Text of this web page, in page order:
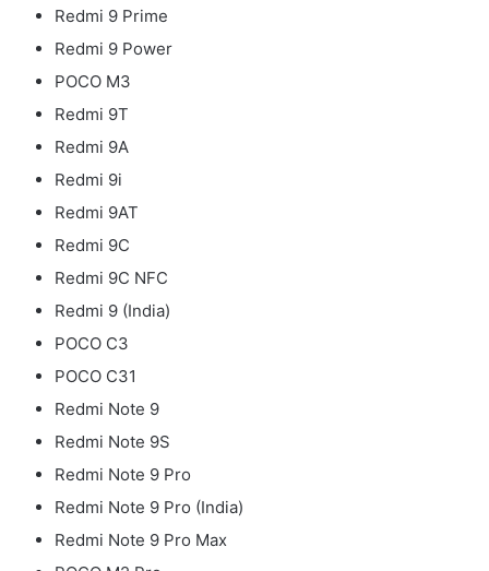
Redmi 9 Prime
Redmi 9 Power
POCO M3
Redmi 9T
Redmi 9A
Redmi 9i
Redmi 9AT
Redmi 9C
Redmi 9C NFC
Redmi 9 (India)
POCO C3
POCO C31
Redmi Note 9
Redmi Note 9S
Redmi Note 9 Pro
Redmi Note 9 Pro (India)
Redmi Note 9 Pro Max